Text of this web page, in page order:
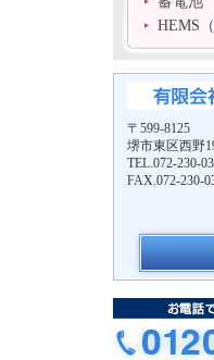
HEMS
〒599-8125
堺市東区西野
TEL.072-230-
FAX.072-230-